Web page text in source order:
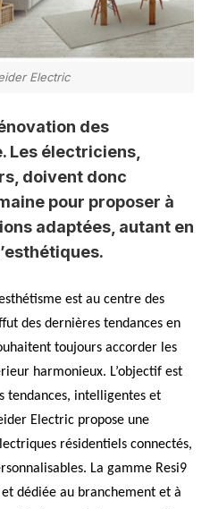
Electric
des
Les électriciens,
doivent donc
pour proposer à
adaptées, autant en
est au centre des
des dernières tendances en
toujours accorder les
harmonieux. L’objectif est
tendances, intelligentes et
Electric propose une
résidentiels connectés,
La gamme Resi9
dédiée au branchement et à